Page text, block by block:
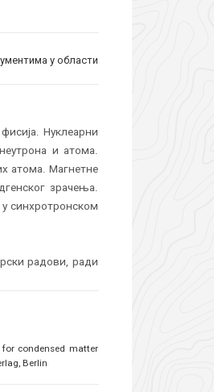
у области
Нуклеарни
и атома.
атома. Магнетне
зрачења.
синхротронском
радови, ради
for condensed matter
Berlin